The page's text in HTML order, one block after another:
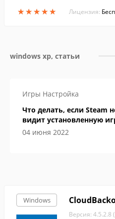
★★★★★
★★★★★ Лицензия:
windows xp, статьи
Игры Настройка
Что делать, если Steam
видит установленную
04 июня 2022
Windows
Версия: 4.5.2.8